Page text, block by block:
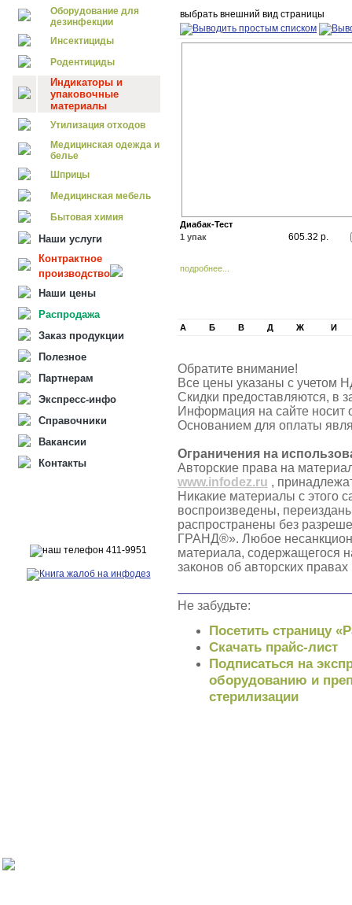
Оборудование для
дезинфекции
Инсектициды
Родентициды
Индикаторы и
упаковочные
материалы
Утилизация отходов
Медицинская одежда и
белье
Шприцы
Медицинская мебель
Бытовая химия
Наши услуги
Контрактное
производство
Наши цены
Распродажа
Заказ продукции
Полезное
Партнерам
Экспресс-инфо
Справочники
Вакансии
Контакты
выбрать внешний вид страницы
Диабак-Тест
1 упак
605.32 р.
подробнее...
А Б В Д Ж И
Обратите внимание!
Все цены указаны с учетом
Скидки предоставляются, в
Информация на сайте носит
Основанием для оплаты
Ограничения на
Авторские права на
www.infodez.ru ,
Никакие материалы с этого
воспроизведены,
распространены без
ГРАНД®». Любое
материала, содержащегося
законов об авторских
Не забудьте:
Посетить страницу
Скачать прайс-лист
Подписаться на
оборудованию и
стерилизации